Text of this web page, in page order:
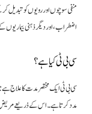
منفی سوچوں اور رویوں کو تبدیل
اضطراب، اور دیگر ذہنی
سی بی ٹی کیا ہے؟
سی بی ٹی ایک مختصر مدت کا علاج
مدد کرتا ہے۔ اس کے ذریعے مریض